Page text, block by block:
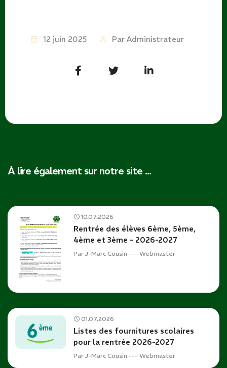
12 juin 2025 Par Administrateur
À lire également sur notre site ...
10.07.2026
Rentrée des élèves 6ème, 5ème,
4ème et 3ème - 2026-2027
Par J-Marc Cousin --- Webmaster
01.07.2026
Listes des fournitures scolaires
pour la rentrée 2026-2027
Par J-Marc Cousin --- Webmaster